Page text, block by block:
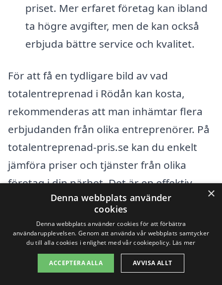
priset. Mer erfaret företag kan ibland
ta högre avgifter, men de kan också
erbjuda bättre service och kvalitet.
För att få en tydligare bild av vad
totalentreprenad i Rödån kan kosta,
rekommenderas att man inhämtar flera
erbjudanden från olika entreprenörer. På
totalentreprenad-pris.se kan du enkelt
jämföra priser och tjänster från olika
företag i din närhet. Det är en effektiv
metod för att säkerställa att du får ett
rättvist och konkurrenskraftigt pris på din
totalentreprenad, oavsett om det gäller
en liten renovering eller större
byggprojekt.
×
Denna webbplats använder
cookies
Denna webbplats använder cookies för att förbättra
användarupplevelsen. Genom att använda vår webbplats samtycker
du till alla cookies i enlighet med vår cookiepolicy. Läs mer
ACCEPTERA ALLA AVVISA ALLT